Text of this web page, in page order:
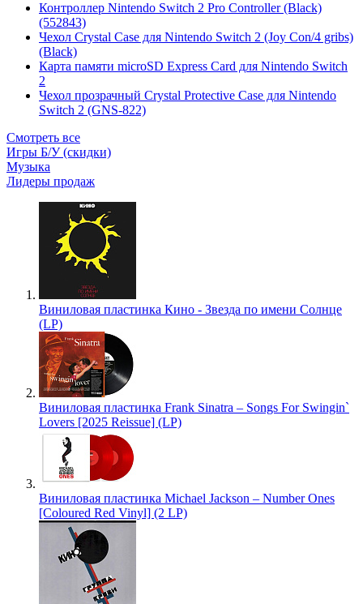
Контроллер Nintendo Switch 2 Pro Controller (Black)
(552843)
Чехол Сrystal Сase для Nintendo Switch 2 (Joy Con/4 gribs)
(Black)
Карта памяти microSD Express Card для Nintendo Switch
2
Чехол прозрачный Crystal Protective Case для Nintendo
Switch 2 (GNS-822)
Смотреть все
Игры Б/У (скидки)
Музыка
Лидеры продаж
Виниловая пластинка Кино - Звезда по имени Солнце
(LP)
Виниловая пластинка Frank Sinatra – Songs For Swingin`
Lovers [2025 Reissue] (LP)
Виниловая пластинка Michael Jackson – Number Ones
[Coloured Red Vinyl] (2 LP)